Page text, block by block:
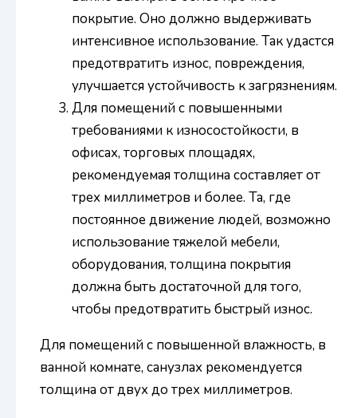
покрытие. Оно должно выдерживать
интенсивное использование. Так удастся
предотвратить износ, повреждения,
улучшается устойчивость к загрязнениям.
Для помещений с повышенными
требованиями к износостойкости, в
офисах, торговых площадях,
рекомендуемая толщина составляет от
трех миллиметров и более. Та, где
постоянное движение людей, возможно
использование тяжелой мебели,
оборудования, толщина покрытия
должна быть достаточной для того,
чтобы предотвратить быстрый износ.
Для помещений с повышенной влажность, в
ванной комнате, санузлах рекомендуется
толщина от двух до трех миллиметров.